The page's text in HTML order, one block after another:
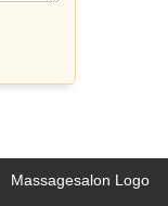
Massagesalon Logo